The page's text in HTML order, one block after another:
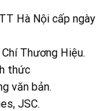
Hà Nội cấp ngày
Thương Hiệu.
thức
văn bản.
JSC.